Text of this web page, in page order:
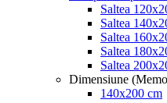
Saltea
Saltea
Saltea
Saltea
Saltea
Dimensiune
140x200 cm